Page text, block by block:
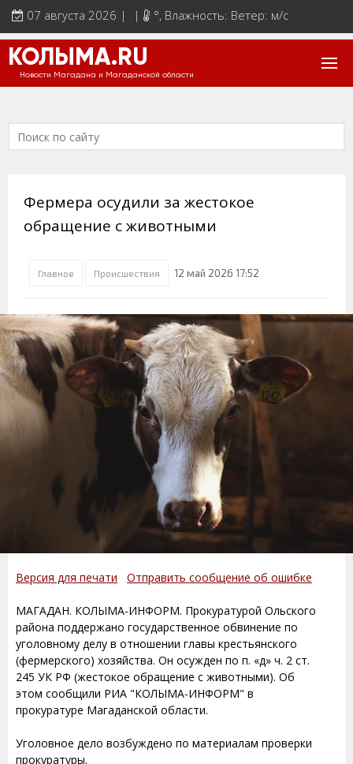
07 августа 2026 | | °, Влажность: Ветер: м/с
КОЛЫМА.RU
Новости Магадана и Магаданской области
Фермера осудили за жестокое
обращение с животными
Главное Происшествия 12 май 2026 17:52
Версия для печати Отправить сообщение об ошибке
МАГАДАН. КОЛЫМА-ИНФОРМ. Прокуратурой Ольского
района поддержано государственное обвинение по
уголовному делу в отношении главы крестьянского
(фермерского) хозяйства. Он осужден по п. «д» ч. 2 ст.
245 УК РФ (жестокое обращение с животными). Об
этом сообщили РИА "КОЛЫМА-ИНФОРМ" в
прокуратуре Магаданской области.
Уголовное дело возбуждено по материалам проверки
прокуратуры.